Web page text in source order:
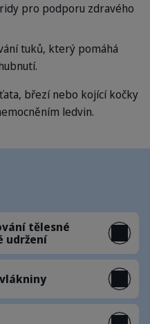
pro podporu zdravého
tuků, který pomáhá
březí nebo kojící kočky
ledvin.
tělesné
udržení